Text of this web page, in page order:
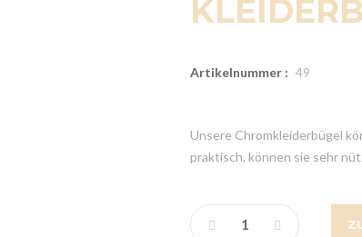
Artikelnummer : 49
Unsere Chromkleiderbügel
praktisch, können sie sehr